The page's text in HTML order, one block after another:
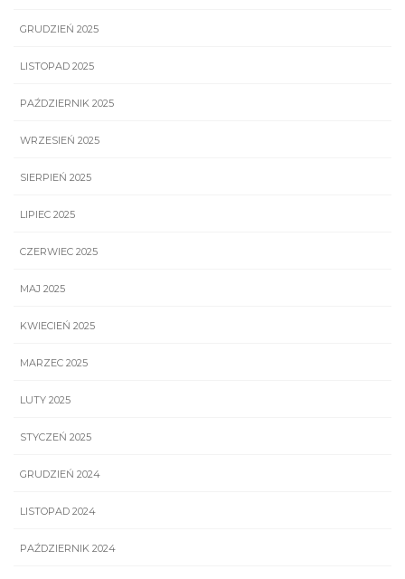
GRUDZIEŃ 2025
LISTOPAD 2025
PAŹDZIERNIK 2025
WRZESIEŃ 2025
SIERPIEŃ 2025
LIPIEC 2025
CZERWIEC 2025
MAJ 2025
KWIECIEŃ 2025
MARZEC 2025
LUTY 2025
STYCZEŃ 2025
GRUDZIEŃ 2024
LISTOPAD 2024
PAŹDZIERNIK 2024